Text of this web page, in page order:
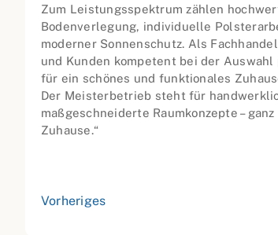
Zum Leistungsspektrum zählen
Bodenverlegung, individuelle
moderner Sonnenschutz. Als
und Kunden kompetent bei der
für ein schönes und funktionales
Der Meisterbetrieb steht für
maßgeschneiderte Raumkonzepte –
Zuhause.“
Vorheriges